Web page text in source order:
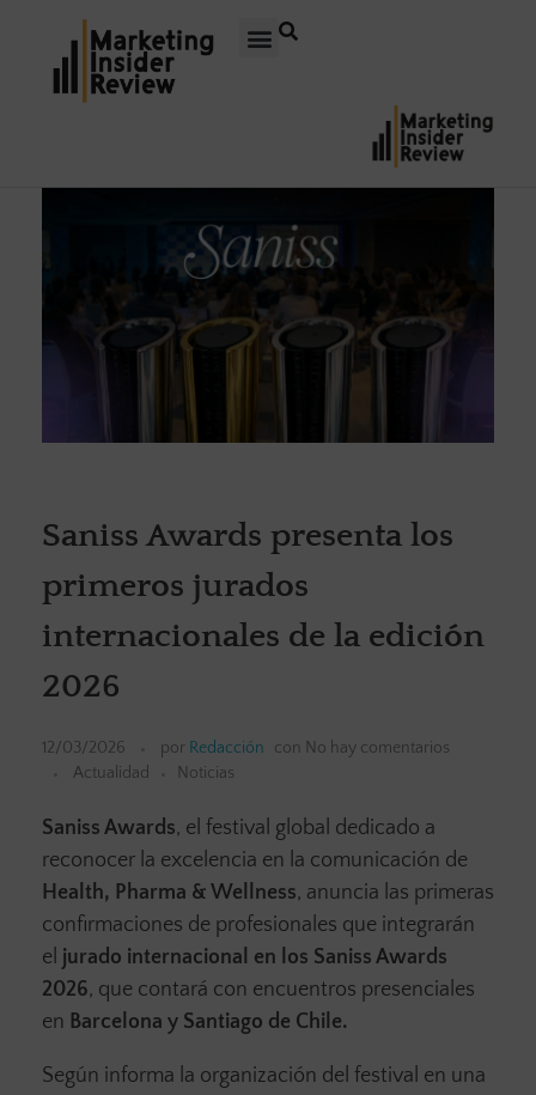
Saniss Awards presenta los
primeros jurados
internacionales de la edición
2026
12/03/2026 por Redacción con No hay comentarios
Actualidad
Noticias
Saniss Awards, el festival global dedicado a
reconocer la excelencia en la comunicación de
Health, Pharma & Wellness, anuncia las primeras
confirmaciones de profesionales que integrarán
el jurado internacional en los Saniss Awards
2026, que contará con encuentros presenciales
en Barcelona y Santiago de Chile.
Según informa la organización del festival en una